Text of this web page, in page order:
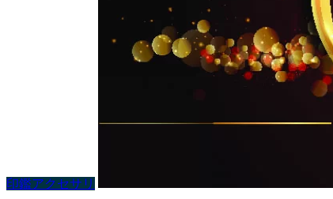
印鑑アクセサリ